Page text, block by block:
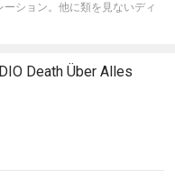
ション。他に類を見ないディ
Death Über Alles